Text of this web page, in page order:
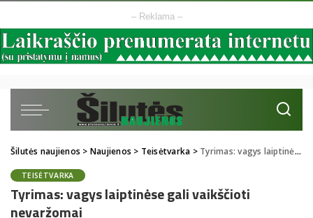
– Reklama –
Šilutės naujienos > Naujienos > Teisėtvarka > Tyrimas: vagys laiptinėse gali vaikščioti nevaržomai
TEISĖTVARKA
Tyrimas: vagys laiptinėse gali vaikščioti
nevaržomai